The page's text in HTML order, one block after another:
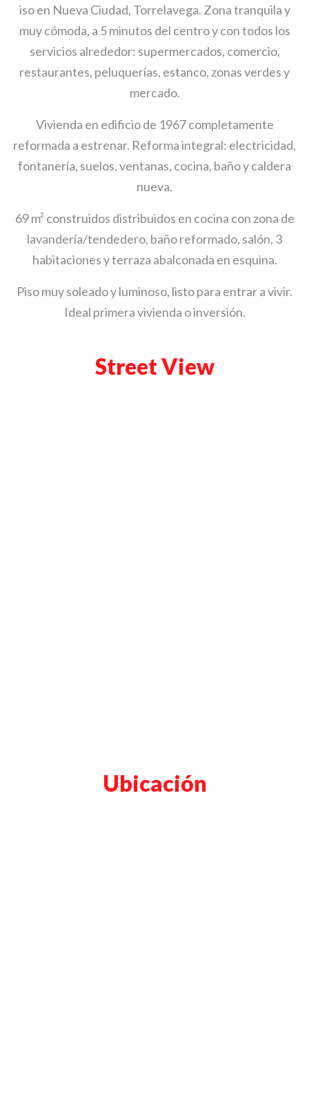
iso en Nueva Ciudad, Torrelavega. Zona tranquila y
muy cómoda, a 5 minutos del centro y con todos los
servicios alrededor: supermercados, comercio,
restaurantes, peluquerías, estanco, zonas verdes y
mercado.
Vivienda en edificio de 1967 completamente
reformada a estrenar. Reforma integral: electricidad,
fontanería, suelos, ventanas, cocina, baño y caldera
nueva.
69 m² construidos distribuidos en cocina con zona de
lavandería/tendedero, baño reformado, salón, 3
habitaciones y terraza abalconada en esquina.
Piso muy soleado y luminoso, listo para entrar a vivir.
Ideal primera vivienda o inversión.
Street View
Ubicación